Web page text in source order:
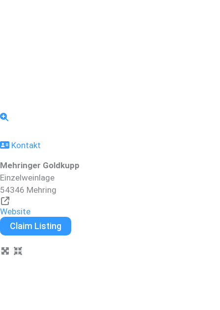
Kontakt
Mehringer Goldkupp
Einzelweinlage
54346 Mehring
Website
Claim Listing